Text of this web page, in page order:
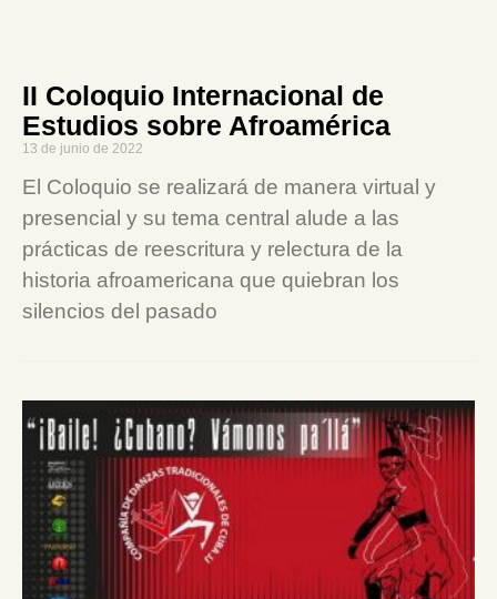
II Coloquio Internacional de
Estudios sobre Afroamérica
13 de junio de 2022
El Coloquio se realizará de manera virtual y
presencial y su tema central alude a las
prácticas de reescritura y relectura de la
historia afroamericana que quiebran los
silencios del pasado